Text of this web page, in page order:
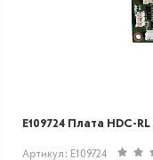
E109724 Плата HDC-
Артикул: E109724